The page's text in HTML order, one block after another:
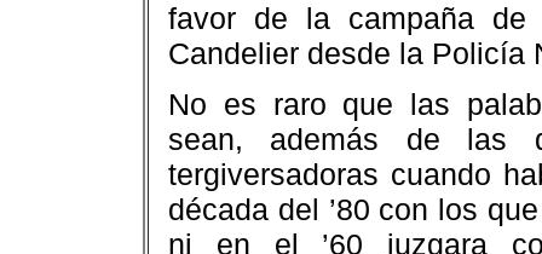
favor de la campaña de
Candelier desde la Policía
No es raro que las
sean, además de las
tergiversadoras cuando
década del ’80 con los
ni en el ’60 juzgara